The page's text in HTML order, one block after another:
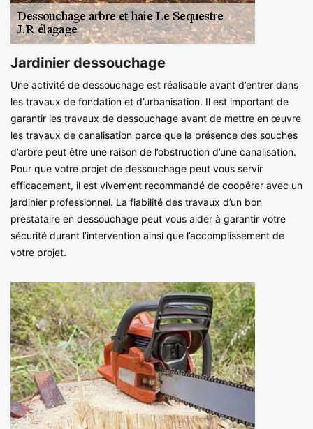
Jardinier dessouchage
Une activité de dessouchage est réalisable avant d’entrer dans
les travaux de fondation et d’urbanisation. Il est important de
garantir les travaux de dessouchage avant de mettre en œuvre
les travaux de canalisation parce que la présence des souches
d’arbre peut être une raison de l’obstruction d’une canalisation.
Pour que votre projet de dessouchage peut vous servir
efficacement, il est vivement recommandé de coopérer avec un
jardinier professionnel. La fiabilité des travaux d’un bon
prestataire en dessouchage peut vous aider à garantir votre
sécurité durant l’intervention ainsi que l’accomplissement de
votre projet.